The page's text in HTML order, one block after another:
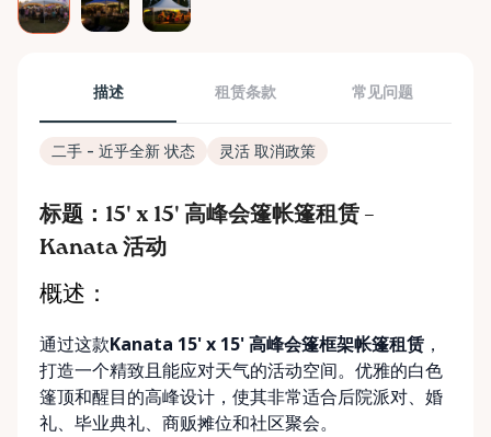
描述 租赁条款 常见问题
二手 - 近乎全新 状态 灵活 取消政策
标题：15' x 15' 高峰会篷帐篷租赁 –
Kanata 活动
概述：
通过这款Kanata 15' x 15' 高峰会篷框架帐篷租赁 ，
打造一个精致且能应对天气的活动空间。优雅的白色
篷顶和醒目的高峰设计，使其非常适合后院派对、婚
礼、毕业典礼、商贩摊位和社区聚会。